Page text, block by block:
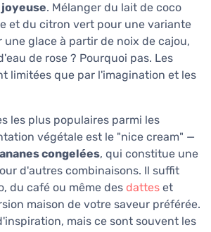
. Mélanger du lait de coco
et du citron vert pour une variante
une glace à partir de noix de cajou,
de rose ? Pourquoi pas. Les
limitées que par l'imagination et les
les plus populaires parmi les
végétale est le "nice cream" —
congelées, qui constitue une
d'autres combinaisons. Il suffit
du café ou même des dattes et
maison de votre saveur préférée.
mais ce sont souvent les